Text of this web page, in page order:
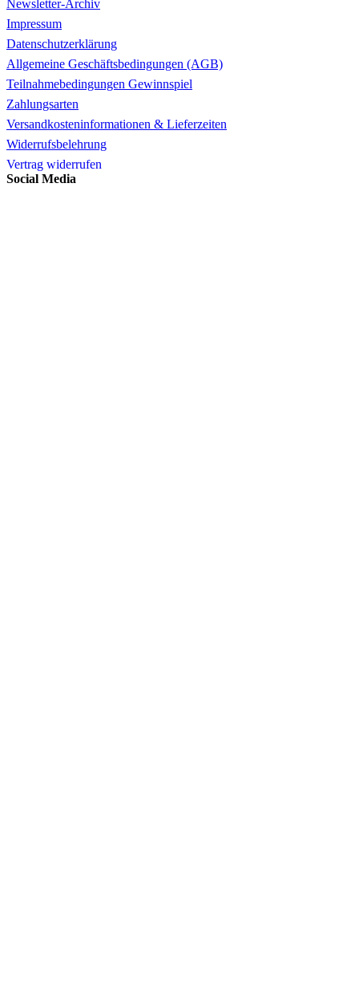
Newsletter-Archiv
Impressum
Datenschutzerklärung
Allgemeine Geschäftsbedingungen (AGB)
Teilnahmebedingungen Gewinnspiel
Zahlungsarten
Versandkosteninformationen & Lieferzeiten
Widerrufsbelehrung
Vertrag widerrufen
Social Media